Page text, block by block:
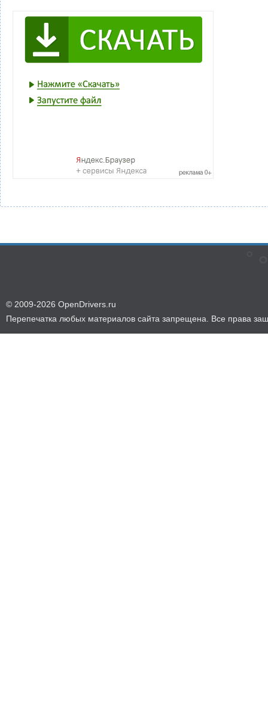
© 2009-2026 OpenDrivers.ru
Перепечатка любых материалов сайта запрещена. Все права